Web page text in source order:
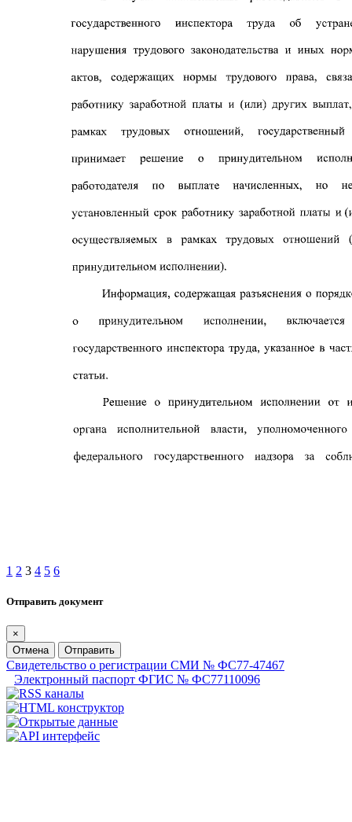
1 2 3 4 5 6
Отправить документ
×
Отмена
Отправить
Свидетельство о регистрации СМИ № ФС77-47467
Электронный паспорт ФГИС № ФС77110096